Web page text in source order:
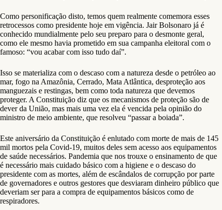
Como personificação disto, temos quem realmente comemora esses
retrocessos como presidente hoje em vigência. Jair Bolsonaro já é
conhecido mundialmente pelo seu preparo para o desmonte geral,
como ele mesmo havia prometido em sua campanha eleitoral com o
famoso: “vou acabar com isso tudo daí”.
Isso se materializa com o descaso com a natureza desde o petróleo ao
mar, fogo na Amazônia, Cerrado, Mata Atlântica, desproteção aos
manguezais e restingas, bem como toda natureza que devemos
proteger. A Constituição diz que os mecanismos de proteção são de
dever da União, mas mais uma vez ela é vencida pela opinião do
ministro de meio ambiente, que resolveu “passar a boiada”.
Este aniversário da Constituição é enlutado com morte de mais de 145
mil mortos pela Covid-19, muitos deles sem acesso aos equipamentos
de saúde necessários. Pandemia que nos trouxe o ensinamento de que
é necessário mais cuidado básico com a higiene e o descaso do
presidente com as mortes, além de escândalos de corrupção por parte
de governadores e outros gestores que desviaram dinheiro público que
deveriam ser para a compra de equipamentos básicos como de
respiradores.